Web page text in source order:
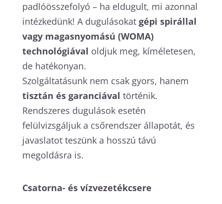
padlóösszefolyó – ha eldugult, mi azonnal
intézkedünk! A dugulásokat gépi spirállal
vagy magasnyomású (WOMA)
technológiával oldjuk meg, kíméletesen,
de hatékonyan.
Szolgáltatásunk nem csak gyors, hanem
tisztán és garanciával történik.
Rendszeres dugulások esetén
felülvizsgáljuk a csőrendszer állapotát, és
javaslatot teszünk a hosszú távú
megoldásra is.
Csatorna- és vízvezetékcsere